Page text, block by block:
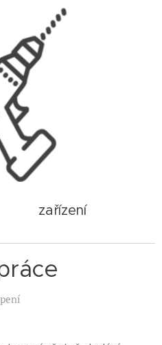
zařízení